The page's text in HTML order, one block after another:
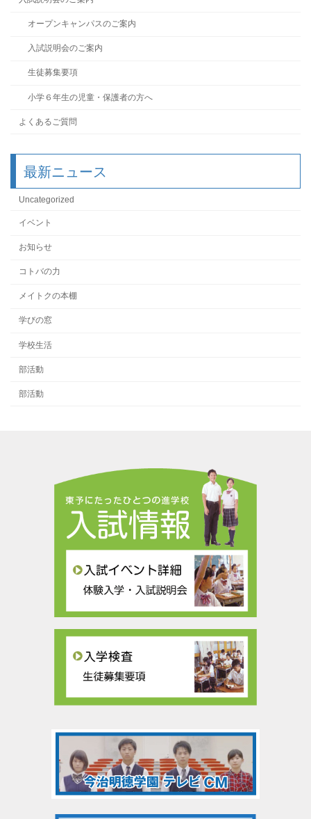
オープンキャンパスのご案内
入試説明会のご案内
生徒募集要項
小学６年生の児童・保護者の方へ
よくあるご質問
最新ニュース
Uncategorized
イベント
お知らせ
コトバの力
メイトクの本棚
学びの窓
学校生活
部活動
部活動